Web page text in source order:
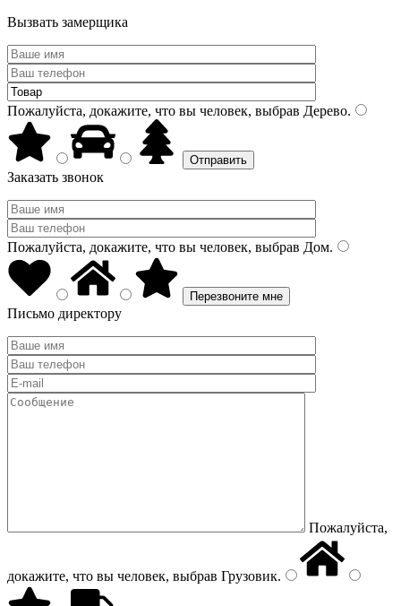
Вызвать замерщика
Пожалуйста, докажите, что вы человек, выбрав Дерево.
Заказать звонок
Пожалуйста, докажите, что вы человек, выбрав Дом.
Письмо директору
Пожалуйста,
докажите, что вы человек, выбрав Грузовик.